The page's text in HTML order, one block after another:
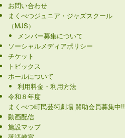
お問い合わせ
まくべつジュニア・ジャズスクール
（MJS）
メンバー募集について
ソーシャルメディアポリシー
チケット
トピックス
ホールについて
利用料金・利用方法
令和８年度
まくべつ町民芸術劇場 賛助会員募集中!!
動画配信
施設マップ